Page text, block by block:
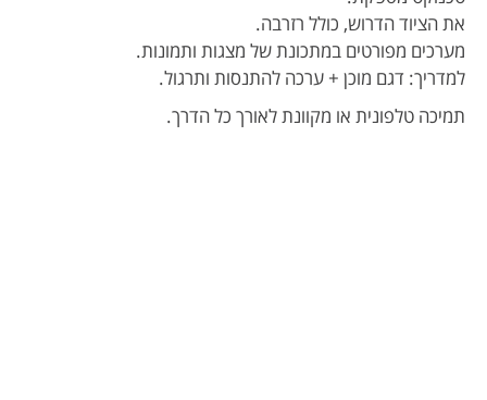
את הציוד הדרוש, כולל רזרבה.
מערכים מפורטים במתכונת של מצגות ותמונות.
למדריך: דגם מוכן + ערכה להתנסות ותרגול.
תמיכה טלפונית או מקוונת לאורך כל הדרך.